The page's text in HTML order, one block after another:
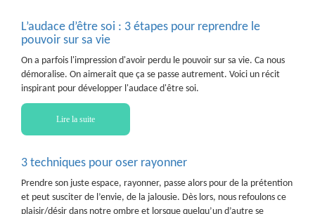
L’audace d’être soi : 3 étapes pour reprendre le
pouvoir sur sa vie
On a parfois l'impression d'avoir perdu le pouvoir sur sa vie. Ca nous
démoralise. On aimerait que ça se passe autrement. Voici un récit
inspirant pour développer l'audace d'être soi.
Lire la suite
3 techniques pour oser rayonner
Prendre son juste espace, rayonner, passe alors pour de la prétention
et peut susciter de l’envie, de la jalousie. Dès lors, nous refoulons ce
plaisir/désir dans notre ombre et lorsque quelqu’un d’autre se